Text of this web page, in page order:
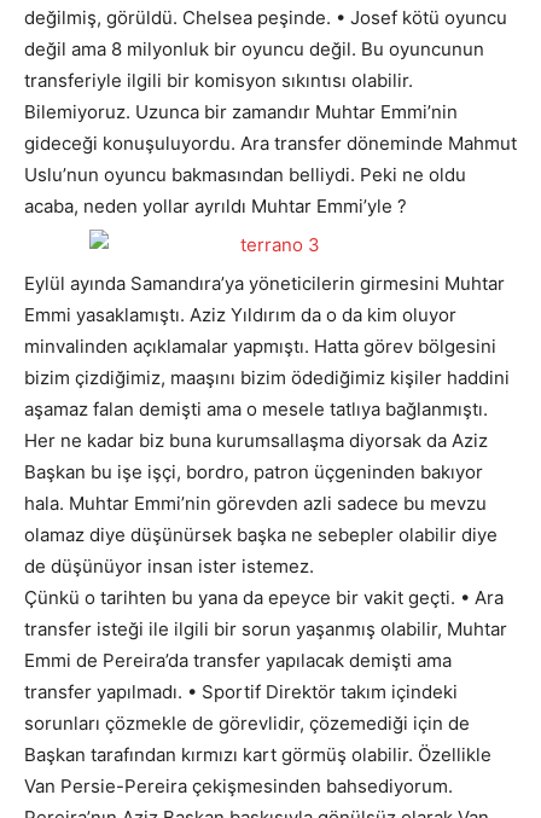
değilmiş, görüldü. Chelsea peşinde. • Josef kötü oyuncu
değil ama 8 milyonluk bir oyuncu değil. Bu oyuncunun
transferiyle ilgili bir komisyon sıkıntısı olabilir.
Bilemiyoruz. Uzunca bir zamandır Muhtar Emmi’nin
gideceği konuşuluyordu. Ara transfer döneminde Mahmut
Uslu’nun oyuncu bakmasından belliydi. Peki ne oldu
acaba, neden yollar ayrıldı Muhtar Emmi’yle ?
Eylül ayında Samandıra’ya yöneticilerin girmesini Muhtar
Emmi yasaklamıştı. Aziz Yıldırım da o da kim oluyor
minvalinden açıklamalar yapmıştı. Hatta görev bölgesini
bizim çizdiğimiz, maaşını bizim ödediğimiz kişiler haddini
aşamaz falan demişti ama o mesele tatlıya bağlanmıştı.
Her ne kadar biz buna kurumsallaşma diyorsak da Aziz
Başkan bu işe işçi, bordro, patron üçgeninden bakıyor
hala. Muhtar Emmi’nin görevden azli sadece bu mevzu
olamaz diye düşünürsek başka ne sebepler olabilir diye
de düşünüyor insan ister istemez.
Çünkü o tarihten bu yana da epeyce bir vakit geçti. • Ara
transfer isteği ile ilgili bir sorun yaşanmış olabilir, Muhtar
Emmi de Pereira’da transfer yapılacak demişti ama
transfer yapılmadı. • Sportif Direktör takım içindeki
sorunları çözmekle de görevlidir, çözemediği için de
Başkan tarafından kırmızı kart görmüş olabilir. Özellikle
Van Persie-Pereira çekişmesinden bahsediyorum.